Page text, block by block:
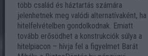
több család és háztartás számára
jelenhetnek meg valódi alternatívaként, ha
hitelfelvételben gondolkodnak. Emiatt
tovább erősödhet a konstrukciók súlya a
hitelpiacon – hívja fel a figyelmet Barát